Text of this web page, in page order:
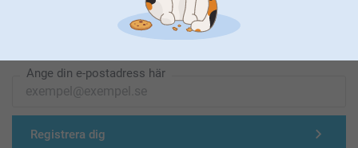
Registrera dig till vårt nyhetsbrev
Ange din e-postadress här
Registrera dig